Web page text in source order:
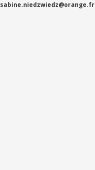
sabine.niedzwiedz@orange.fr